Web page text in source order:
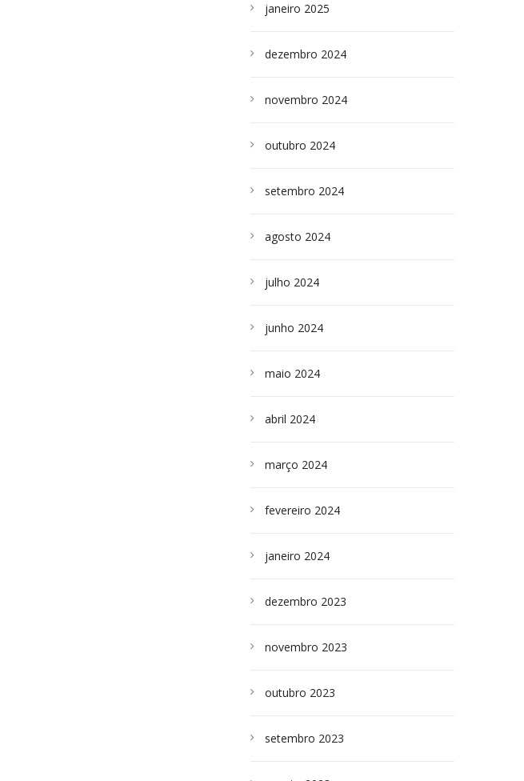
janeiro 2025
dezembro 2024
novembro 2024
outubro 2024
setembro 2024
agosto 2024
julho 2024
junho 2024
maio 2024
abril 2024
março 2024
fevereiro 2024
janeiro 2024
dezembro 2023
novembro 2023
outubro 2023
setembro 2023